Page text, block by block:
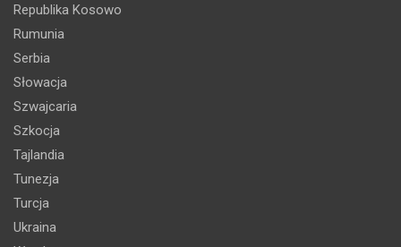
Republika Kosowo
Rumunia
Serbia
Słowacja
Szwajcaria
Szkocja
Tajlandia
Tunezja
Turcja
Ukraina